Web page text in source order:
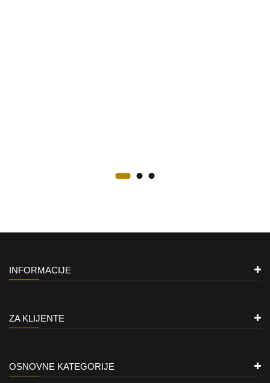
INFORMACIJE
ZA KLIJENTE
OSNOVNE KATEGORIJE